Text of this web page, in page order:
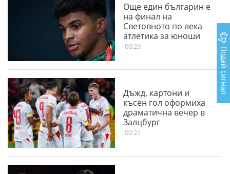
Още един българин е
на финал на
Световното по лека
атлетика за юноши
00:29
Дъжд, картони и
късен гол оформиха
драматична вечер в
Залцбург
00:21
Подай сигнал